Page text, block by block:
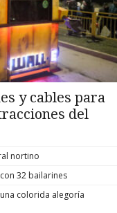
y cables para
del
nortino
32 bailarines
colorida alegoría